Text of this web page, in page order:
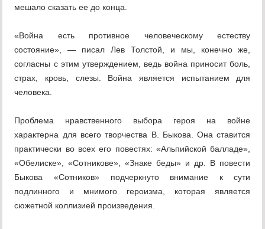
мешало сказать ее до конца.
«Война есть противное человеческому естеству
состояние», — писал Лев Толстой, и мы, конечно же,
согласны с этим утверж­дением, ведь война приносит боль,
страх, кровь, слезы. Война является испытанием для
человека.
Проблема нравственного выбора героя на войне
характерна для всего творчества В. Быкова. Она ставится
практически во всех его повестях: «Альпийской балладе»,
«Обе­лиске», «Сотникове», «Знаке беды» и др. В повести
Быкова «Сотников» подчеркнуто внимание к сути
подлинного и мнимого ге­роизма, которая является
сюжетной колли­зией произведения.